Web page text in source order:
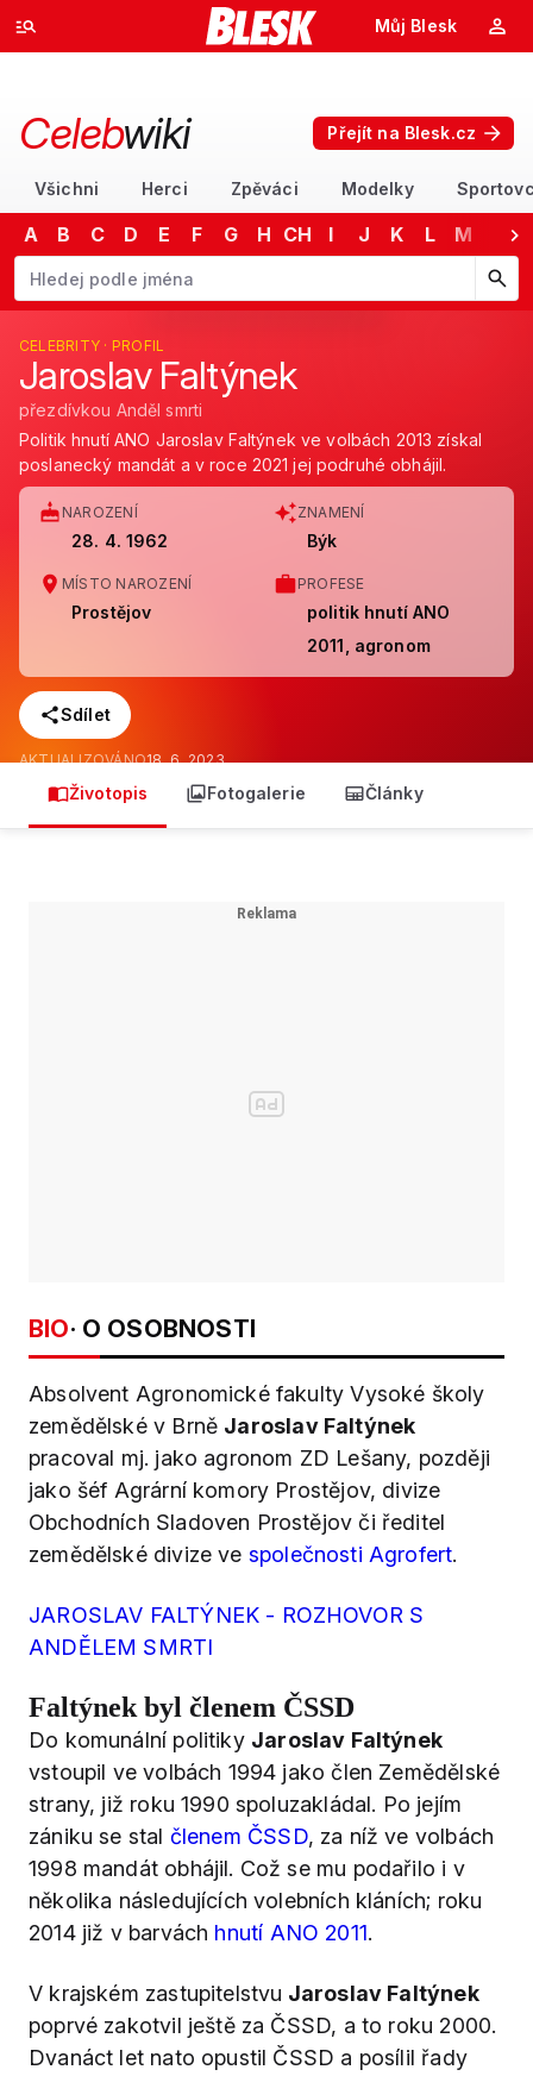
Můj Blesk
Celebwiki Přejít na Blesk.cz
Všichni Herci Zpěváci Modelky
A B C D E F G H CH I J K L M
Začněte psát jméno. Šipkami dolů a nahoru procházejte návrhy,
CELEBRITY · PROFIL
Jaroslav Faltýnek
přezdívkou Anděl smrti
Politik hnutí ANO Jaroslav Faltýnek ve volbách 2013 získal
poslanecký mandát a v roce 2021 jej podruhé obhájil.
NAROZENÍ
28. 4. 1962
ZNAMENÍ
Býk
MÍSTO NAROZENÍ
Prostějov
PROFESE
politik hnutí ANO
2011, agronom
Sdílet
AKTUALIZOVÁNO18. 6. 2023
Životopis Fotogalerie Články
BIO· O OSOBNOSTI
Absolvent Agronomické fakulty Vysoké školy
zemědělské v Brně Jaroslav Faltýnek
pracoval mj. jako agronom ZD Lešany, později
jako šéf Agrární komory Prostějov, divize
Obchodních Sladoven Prostějov či ředitel
zemědělské divize ve společnosti Agrofert.
JAROSLAV FALTÝNEK - ROZHOVOR S
ANDĚLEM SMRTI
Faltýnek byl členem ČSSD
Do komunální politiky Jaroslav Faltýnek
vstoupil ve volbách 1994 jako člen Zemědělské
strany, již roku 1990 spoluzakládal. Po jejím
zániku se stal členem ČSSD, za níž ve volbách
1998 mandát obhájil. Což se mu podařilo i v
několika následujících volebních kláních; roku
2014 již v barvách hnutí ANO 2011.
V krajském zastupitelstvu Jaroslav Faltýnek
poprvé zakotvil ještě za ČSSD, a to roku 2000.
Dvanáct let nato opustil ČSSD a posílil řady